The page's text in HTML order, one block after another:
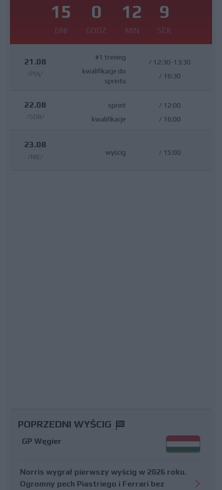
15
DNI
0
GODZ
12
MIN
8
SEK
21.08
/PIĄ/
#1 trening
kwalifikacje do
sprintu
/ 12:30-13:30
/ 16:30
22.08
/SOB/
sprint
kwalifikacje
/ 12:00
/ 16:00
23.08
/NIE/
wyścig / 15:00
POPRZEDNI WYŚCIG
GP Węgier
Norris wygrał pierwszy wyścig w 2026 roku.
Ogromny pech Piastriego i Ferrari bez